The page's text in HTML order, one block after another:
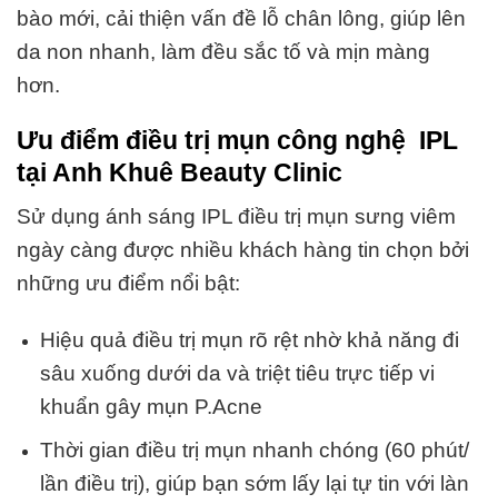
bào mới, cải thiện vấn đề lỗ chân lông, giúp lên
da non nhanh, làm đều sắc tố và mịn màng
hơn.
Ưu điểm điều trị mụn công nghệ IPL
tại Anh Khuê Beauty Clinic
Sử dụng ánh sáng IPL điều trị mụn sưng viêm
ngày càng được nhiều khách hàng tin chọn bởi
những ưu điểm nổi bật:
Hiệu quả điều trị mụn rõ rệt nhờ khả năng đi
sâu xuống dưới da và triệt tiêu trực tiếp vi
khuẩn gây mụn P.Acne
Thời gian điều trị mụn nhanh chóng (60 phút/
lần điều trị), giúp bạn sớm lấy lại tự tin với làn